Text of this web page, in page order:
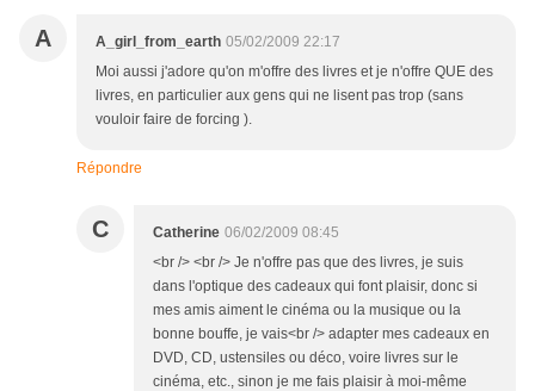
A A_girl_from_earth 05/02/2009 22:17
Moi aussi j'adore qu'on m'offre des livres et je n'offre QUE des
livres, en particulier aux gens qui ne lisent pas trop (sans
vouloir faire de forcing ).
Répondre
C Catherine 06/02/2009 08:45
<br /> <br /> Je n'offre pas que des livres, je suis
dans l'optique des cadeaux qui font plaisir, donc si
mes amis aiment le cinéma ou la musique ou la
bonne bouffe, je vais<br /> adapter mes cadeaux en
DVD, CD, ustensiles ou déco, voire livres sur le
cinéma, etc., sinon je me fais plaisir à moi-même